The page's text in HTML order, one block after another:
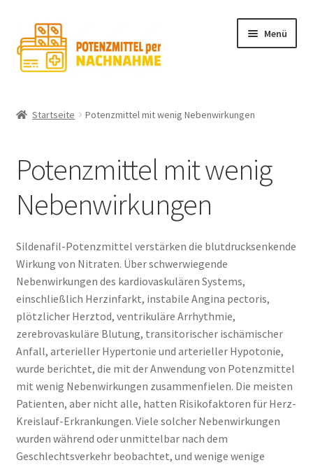
Navigation
springen
Zum
Inhalt
springen
Menü
SHOP
UDENAFIL
Startseite Potenzmittel mit wenig Nebenwirkungen
Potenzmittel mit wenig
Nebenwirkungen
Sildenafil-Potenzmittel verstärken die blutdrucksenkende
Wirkung von Nitraten. Über schwerwiegende
Nebenwirkungen des kardiovaskulären Systems,
einschließlich Herzinfarkt, instabile Angina pectoris,
plötzlicher Herztod, ventrikuläre Arrhythmie,
zerebrovaskuläre Blutung, transitorischer ischämischer
Anfall, arterieller Hypertonie und arterieller Hypotonie,
wurde berichtet, die mit der Anwendung von Potenzmittel
mit wenig Nebenwirkungen zusammenfielen. Die meisten
Patienten, aber nicht alle, hatten Risikofaktoren für Herz-
Kreislauf-Erkrankungen. Viele solcher Nebenwirkungen
wurden während oder unmittelbar nach dem
Geschlechtsverkehr beobachtet, und wenige wenige